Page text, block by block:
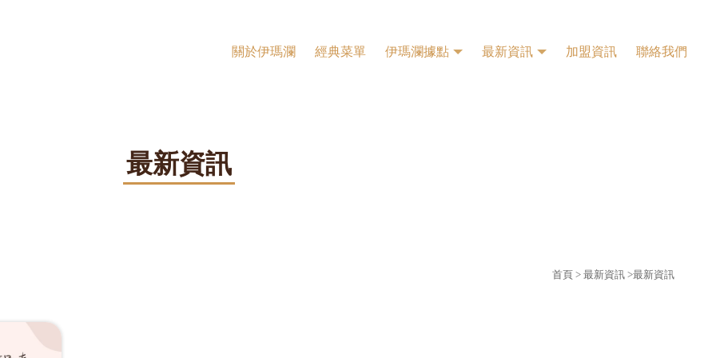
關於伊瑪瀾 經典菜單 伊瑪瀾據點 最新資訊 加盟資訊 聯絡我們
最新資訊
首頁 > 最新資訊 >最新資訊